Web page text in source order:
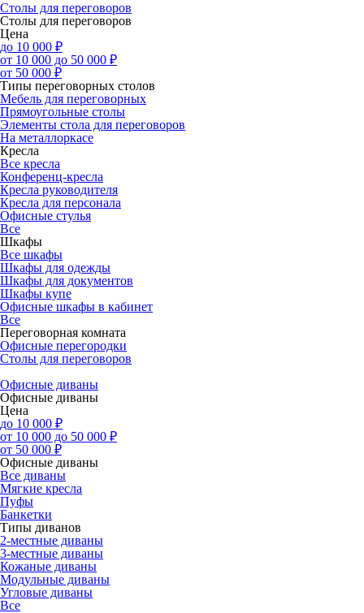
Столы для переговоров
Столы для переговоров
Цена
до 10 000 ₽
от 10 000 до 50 000 ₽
от 50 000 ₽
Типы переговорных столов
Мебель для переговорных
Прямоугольные столы
Элементы стола для переговоров
На металлоркасе
Кресла
Все кресла
Конференц-кресла
Кресла руководителя
Кресла для персонала
Офисные стулья
Все
Шкафы
Все шкафы
Шкафы для одежды
Шкафы для документов
Шкафы купе
Офисные шкафы в кабинет
Все
Переговорная комната
Офисные перегородки
Столы для переговоров
Офисные диваны
Офисные диваны
Цена
до 10 000 ₽
от 10 000 до 50 000 ₽
от 50 000 ₽
Офисные диваны
Все диваны
Мягкие кресла
Пуфы
Банкетки
Типы диванов
2-местные диваны
3-местные диваны
Кожаные диваны
Модульные диваны
Угловые диваны
Все